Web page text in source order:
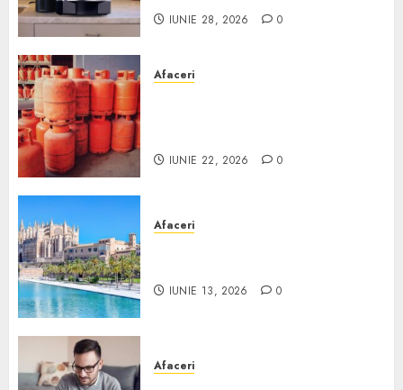
IUNIE 28, 2026 0
Afaceri
IUNIE 22, 2026 0
Afaceri
IUNIE 13, 2026 0
Afaceri